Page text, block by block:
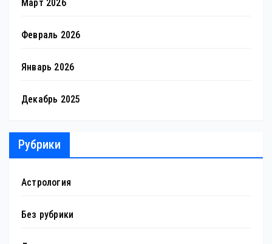
Март 2026
Февраль 2026
Январь 2026
Декабрь 2025
Рубрики
Астрология
Без рубрики